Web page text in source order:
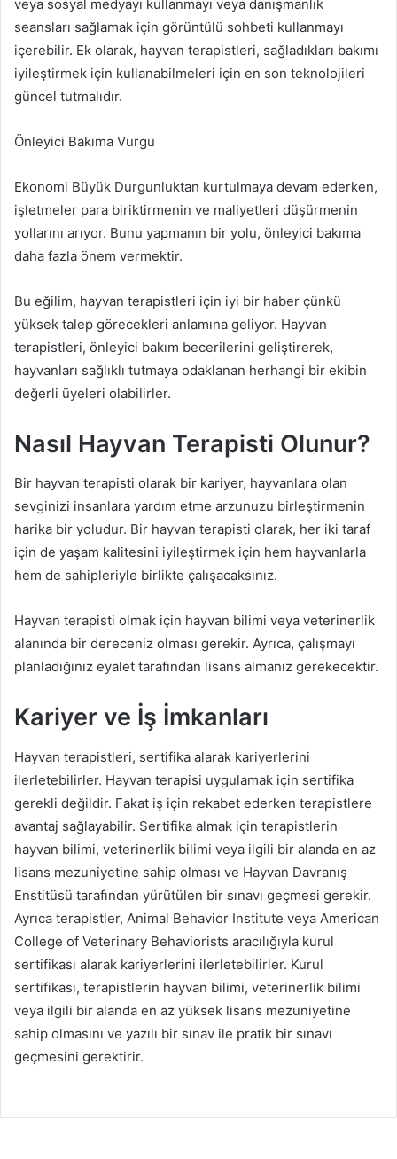
veya sosyal medyayı kullanmayı veya danışmanlık
seansları sağlamak için görüntülü sohbeti kullanmayı
içerebilir. Ek olarak, hayvan terapistleri, sağladıkları bakımı
iyileştirmek için kullanabilmeleri için en son teknolojileri
güncel tutmalıdır.
Önleyici Bakıma Vurgu
Ekonomi Büyük Durgunluktan kurtulmaya devam ederken,
işletmeler para biriktirmenin ve maliyetleri düşürmenin
yollarını arıyor. Bunu yapmanın bir yolu, önleyici bakıma
daha fazla önem vermektir.
Bu eğilim, hayvan terapistleri için iyi bir haber çünkü
yüksek talep görecekleri anlamına geliyor. Hayvan
terapistleri, önleyici bakım becerilerini geliştirerek,
hayvanları sağlıklı tutmaya odaklanan herhangi bir ekibin
değerli üyeleri olabilirler.
Nasıl Hayvan Terapisti Olunur?
Bir hayvan terapisti olarak bir kariyer, hayvanlara olan
sevginizi insanlara yardım etme arzunuzu birleştirmenin
harika bir yoludur. Bir hayvan terapisti olarak, her iki taraf
için de yaşam kalitesini iyileştirmek için hem hayvanlarla
hem de sahipleriyle birlikte çalışacaksınız.
Hayvan terapisti olmak için hayvan bilimi veya veterinerlik
alanında bir dereceniz olması gerekir. Ayrıca, çalışmayı
planladığınız eyalet tarafından lisans almanız gerekecektir.
Kariyer ve İş İmkanları
Hayvan terapistleri, sertifika alarak kariyerlerini
ilerletebilirler. Hayvan terapisi uygulamak için sertifika
gerekli değildir. Fakat iş için rekabet ederken terapistlere
avantaj sağlayabilir. Sertifika almak için terapistlerin
hayvan bilimi, veterinerlik bilimi veya ilgili bir alanda en az
lisans mezuniyetine sahip olması ve Hayvan Davranış
Enstitüsü tarafından yürütülen bir sınavı geçmesi gerekir.
Ayrıca terapistler, Animal Behavior Institute veya American
College of Veterinary Behaviorists aracılığıyla kurul
sertifikası alarak kariyerlerini ilerletebilirler. Kurul
sertifikası, terapistlerin hayvan bilimi, veterinerlik bilimi
veya ilgili bir alanda en az yüksek lisans mezuniyetine
sahip olmasını ve yazılı bir sınav ile pratik bir sınavı
geçmesini gerektirir.